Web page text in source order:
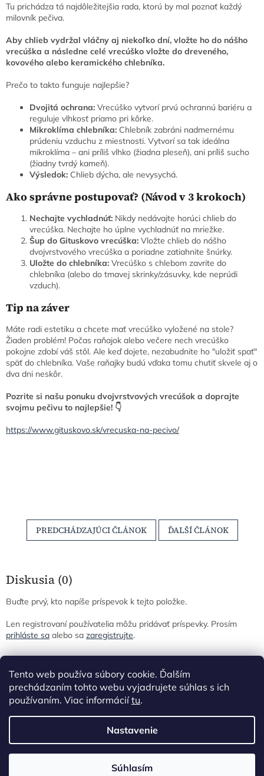
Tento web používa súbory cookie. Ďalším
prechádzaním tohto webu vyjadrujete súhlas s ich
používaním. Viac informáciítu.
Nastavenie
Súhlasím
Tu prichádza tá najdôležitejšia rada, ktorú by mal poznať každý
milovník pečiva.
Aby chlieb vydržal vláčny aj niekoľko dní, vložte ho do nášho
vrecúška a následne celé vrecúško vložte do dreveného,
kovového alebo keramického chlebníka.
Prečo to takto funguje najlepšie?
Dvojitá ochrana: Vrecúško vytvorí prvú ochrannú bariéru a
reguluje vlhkosť priamo pri kôrke.
Mikroklíma chlebníka: Chlebník zabráni nadmernému
prúdeniu vzduchu z miestnosti. Vytvorí sa tak ideálna
mikroklíma – ani príliš vlhko (žiadna pleseň), ani príliš sucho
(žiadny tvrdý kameň).
Výsledok: Chlieb dýcha, ale nevysychá.
Ako správne postupovať? (Návod v 3 krokoch)
Nechajte vychladnúť: Nikdy nedávajte horúci chlieb do
vrecúška. Nechajte ho úplne vychladnúť na mriežke.
Šup do Gituskovo vrecúška: Vložte chlieb do nášho
dvojvrstvového vrecúška a poriadne zatiahnite šnúrky.
Uložte do chlebníka: Vrecúško s chlebom zavrite do
chlebníka (alebo do tmavej skrinky/zásuvky, kde neprúdi
vzduch).
Tip na záver
Máte radi estetiku a chcete mať vrecúško vyložené na stole?
Žiaden problém! Počas raňajok alebo večere nech vrecúško
pokojne zdobí váš stôl. Ale keď dojete, nezabudnite ho "uložiť spať"
späť do chlebníka. Vaše raňajky budú vďaka tomu chutiť skvele aj o
dva dni neskôr.
Pozrite si našu ponuku dvojvrstvových vrecúšok a doprajte
svojmu pečivu to najlepšie! 👇
https://www.gituskovo.sk/vrecuska-na-pecivo/
PREDCHÁDZAJÚCI ČLÁNOK ĎALŠÍ ČLÁNOK
Diskusia (0)
Buďte prvý, kto napíše príspevok k tejto položke.
Len registrovaní používatelia môžu pridávať príspevky. Prosím
prihláste sa alebo sa zaregistrujte.
Z
Vytvoril Shoptet
Gituskovo. Všetky práva vyhradené.